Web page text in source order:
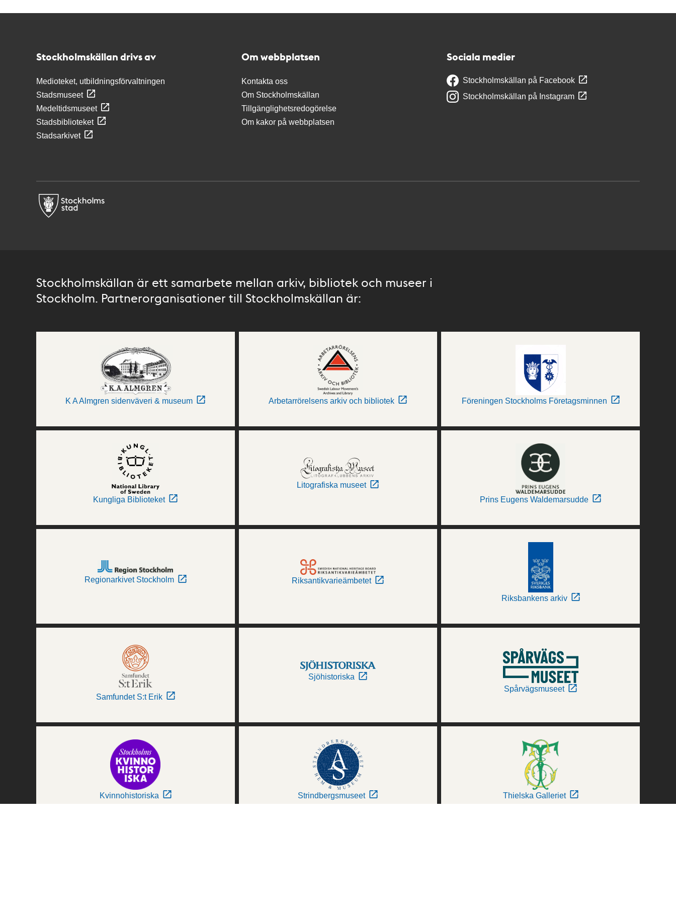
Stockholmskällan drivs av
Medioteket, utbildningsförvaltningen
Stadsmuseet
Medeltidsmuseet
Stadsbiblioteket
Stadsarkivet
Om webbplatsen
Kontakta oss
Om Stockholmskällan
Tillgänglighetsredogörelse
Om kakor på webbplatsen
Sociala medier
Stockholmskällan på Facebook
Stockholmskällan på Instagram
Stockholmskällan är ett samarbete mellan arkiv, bibliotek och museer i
Stockholm. Partnerorganisationer till Stockholmskällan är:
K A Almgren sidenväveri & museum Arbetarrörelsens arkiv och bibliotek Föreningen Stockholms Företagsminnen
Kungliga Biblioteket
Litografiska museet
Prins Eugens Waldemarsudde
Regionarkivet Stockholm Riksantikvarieämbetet
Riksbankens arkiv
Samfundet S:t Erik
Sjöhistoriska
Spårvägsmuseet
Kvinnohistoriska Strindbergsmuseet Thielska Galleriet